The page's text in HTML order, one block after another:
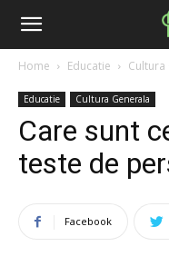
Home Educatie Cultura
Educatie Cultura Generala
Care sunt
teste de
Facebook